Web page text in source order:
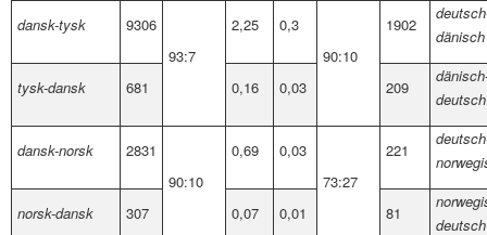
dansk-tysk
9306
93:7
2,25
0,3
90:10
1902
dänisch
tysk-dansk 681 0,16 0,03 209
deutsch
dansk-norsk
2831
90:10
0,69
0,03
73:27
221
norsk-dansk 307 0,07 0,01 81
deutsch